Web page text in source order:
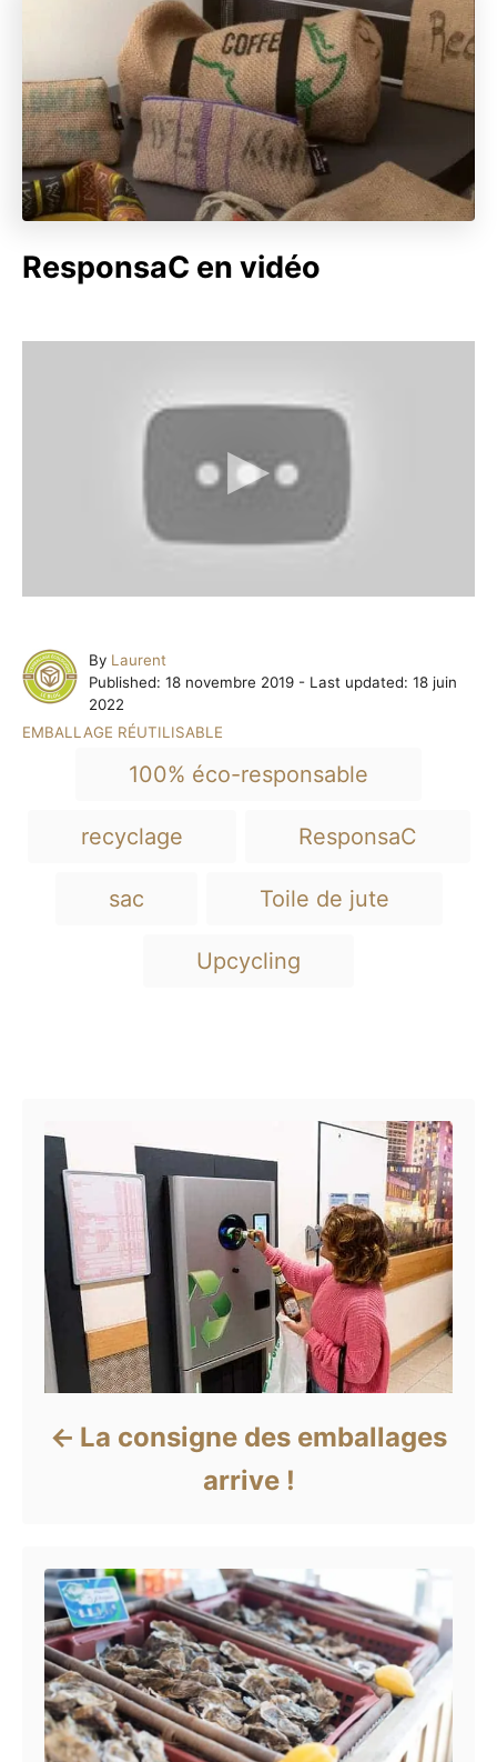
ResponsaC en vidéo
By A
u
t
h
Laurent
P
o
s
n
Published: 18 novembre 2019 - Last updated: 18 juin
2022
C
EMBALLAGE RÉUTILISABLE
100% éco-responsable
recyclage ResponsaC
sac Toile de jute
Upcycling
La consigne des emballages
arrive !